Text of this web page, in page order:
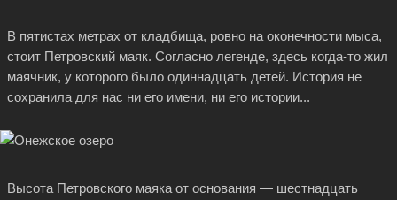
В пятистах метрах от кладбища, ровно на оконечности мыса,
стоит Петровский маяк. Согласно легенде, здесь когда-тожил
маячник, у которого было одиннадцать детей. История не
сохранила для нас ни его имени, ни его истории...
Высота Петровского маяка от основания — шестнадцать